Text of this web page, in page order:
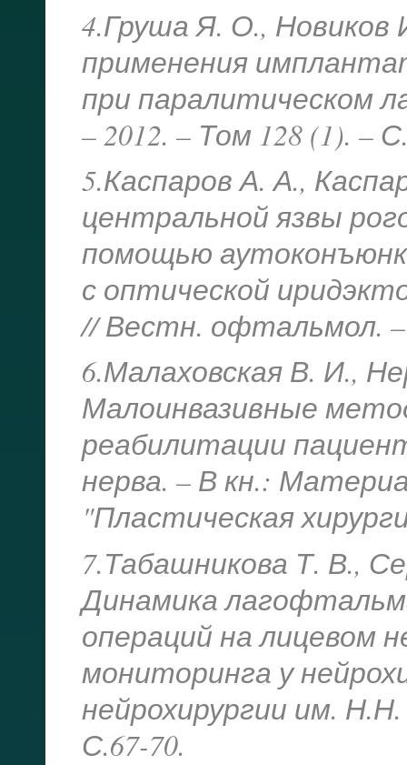
4.Груша Я. О.,
применения
при паралитическом
– 2012. – Том 128 (1). –
5.Каспаров А. А.,
центральной язвы
помощью
с оптической
// Вестн. офтальмол. –
6.Малаховская В. И.,
Малоинвазивные
реабилитации
нерва. – В кн.:
"Пластическая
7.Табашникова Т. В.,
Динамика
операций на лицевом
мониторинга у
нейрохирургии им. Н.Н.
С.67-70.